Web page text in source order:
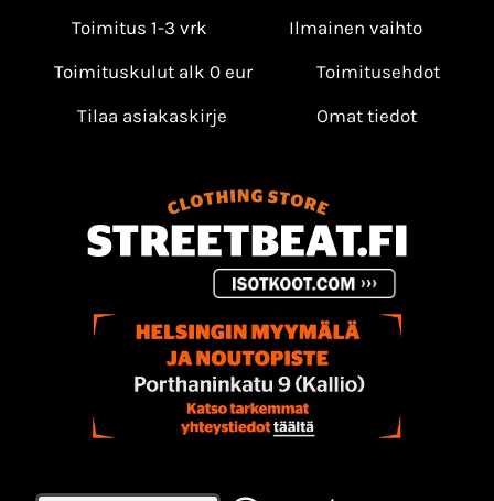
Toimitus 1-3 vrk
Ilmainen vaihto
Toimituskulut alk 0 eur
Toimitusehdot
Tilaa asiakaskirje
Omat tiedot